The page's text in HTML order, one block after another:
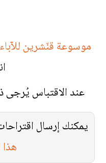
موسوعة قنّشرين
عند الاقتباس
يمكنك إرسال